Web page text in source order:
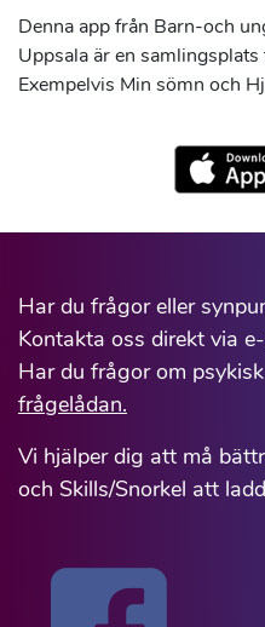
Denna app från Barn-och
Uppsala är en
Exempelvis Min sömn och
Har du frågor eller
Kontakta oss direkt via
Har du frågor om
frågelådan.
Vi hjälper dig att må
och Skills/Snorkel att